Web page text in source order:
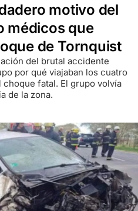
motivo del
médicos que
de Tornquist
del brutal accidente
por qué viajaban los cuatro
fatal. El grupo volvía
de la zona.